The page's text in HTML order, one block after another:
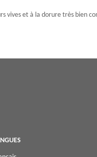
vives et à la dorure très bien